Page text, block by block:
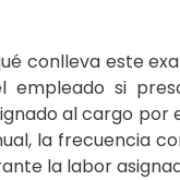
conlleva este
empleado si
al cargo por
la frecuencia
la labor